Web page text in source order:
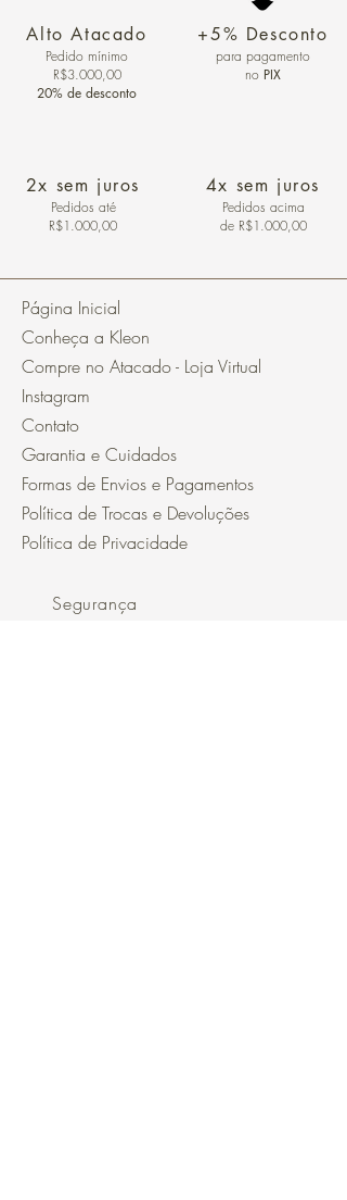
Alto Atacado
Pedido mínimo
R$3.000,00
20% de desconto
2x sem juros
Pedidos até
R$1.000,00
+5% Desconto
para pagamento
no PIX
4x sem juros
Pedidos acima
de R$1.000,00
Página Inicial
Conheça a Kleon
Compre no Atacado - Loja Virtual
Instagram
Contato
Garantia e Cuidados
Formas de Envios e Pagamentos
Política de Trocas e Devoluções
Política de Privacidade
Segurança